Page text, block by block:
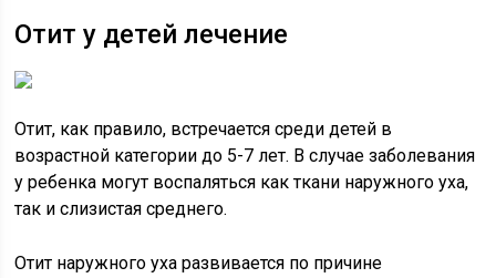
Отит у детей лечение
Отит, как правило, встречается среди детей в
возрастной категории до 5-7 лет. В случае заболевания
у ребенка могут воспаляться как ткани наружного уха,
так и слизистая среднего.
Отит наружного уха развивается по причине